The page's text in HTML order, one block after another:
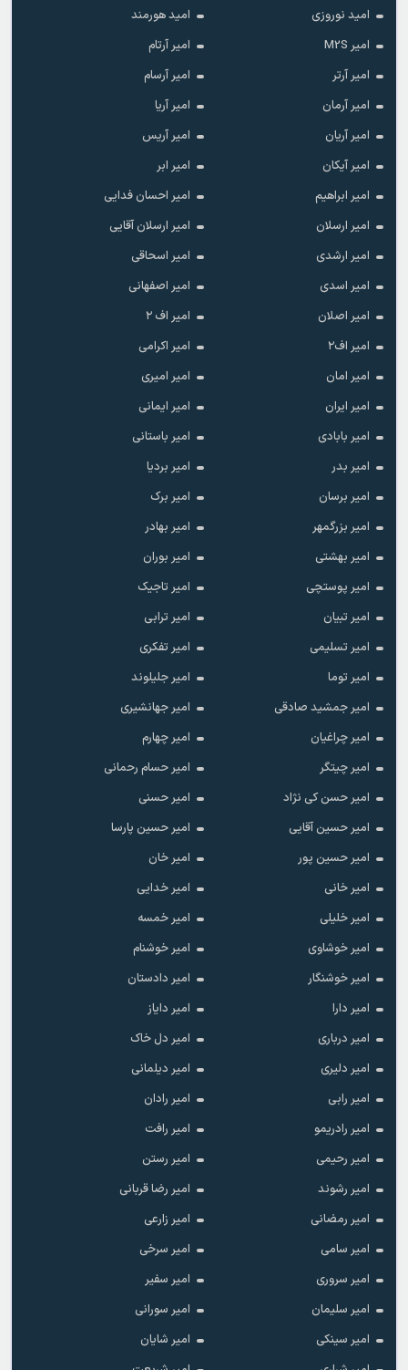
امید نوروزی
امید هورمند
امیر M2S
امیر آرتام
امیر آرتر
امیر آرسام
امیر آرمان
امیر آریا
امیر آریان
امیر آریس
امیر آیکان
امیر ابر
امیر ابراهیم
امیر احسان فدایی
امیر ارسلان
امیر ارسلان آقایی
امیر ارشدی
امیر اسحاقی
امیر اسدی
امیر اصفهانی
امیر اصلان
امیر اف ۲
امیر اف۲
امیر اکرامی
امیر امان
امیر امیری
امیر ایران
امیر ایمانی
امیر بابادی
امیر باستانی
امیر بدر
امیر بردیا
امیر برسان
امیر برک
امیر بزرگمهر
امیر بهادر
امیر بهشتی
امیر بوران
امیر پوستچی
امیر تاجیک
امیر تبیان
امیر ترابی
امیر تسلیمی
امیر تفکری
امیر توما
امیر جلیلوند
امیر جمشید صادقی
امیر جهانشیری
امیر چراغیان
امیر چهارم
امیر چیتگر
امیر حسام رحمانی
امیر حسن کی نژاد
امیر حسنی
امیر حسین آقایی
امیر حسین پارسا
امیر حسین پور
امیر خان
امیر خانی
امیر خدایی
امیر خلیلی
امیر خمسه
امیر خوشاوی
امیر خوشنام
امیر خوشنگار
امیر دادستان
امیر دارا
امیر دایاز
امیر درباری
امیر دل خاک
امیر دلیری
امیر دیلمانی
امیر رابی
امیر رادان
امیر رادریمو
امیر رافت
امیر رحیمی
امیر رستن
امیر رشوند
امیر رضا قربانی
امیر رمضانی
امیر زارعی
امیر سامی
امیر سرخی
امیر سروری
امیر سفیر
امیر سلیمان
امیر سورانی
امیر سینکی
امیر شایان